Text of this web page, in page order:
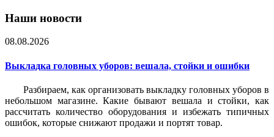
Наши новости
08.08.2026
Выкладка головных уборов: вешала, стойки и ошибки
Разбираем, как организовать выкладку головных уборов в
небольшом магазине. Какие бывают вешала и стойки, как
рассчитать количество оборудования и избежать типичных
ошибок, которые снижают продажи и портят товар.